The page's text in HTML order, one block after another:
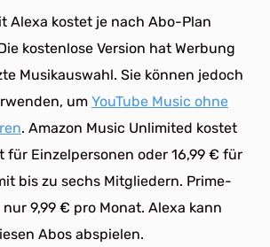
Alexa kostet je nach Abo-Plan
kostenlose Version hat Werbung
Musikauswahl. Sie können jedoch
um YouTube Music ohne
. Amazon Music Unlimited kostet
für Einzelpersonen oder 16,99 € für
bis zu sechs Mitgliedern. Prime-
9,99 € pro Monat. Alexa kann
Abos abspielen.